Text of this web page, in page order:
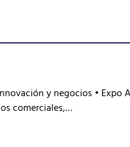
y negocios • Expo
comerciales,…